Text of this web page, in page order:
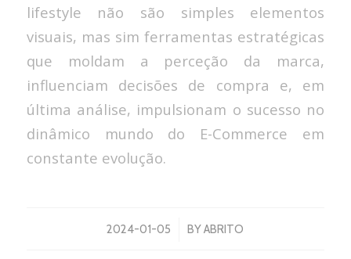
lifestyle não são simples elementos
visuais, mas sim ferramentas estratégicas
que moldam a perceção da marca,
influenciam decisões de compra e, em
última análise, impulsionam o sucesso no
dinâmico mundo do E-Commerce em
constante evolução.
2024-01-05
/ BYABRITO